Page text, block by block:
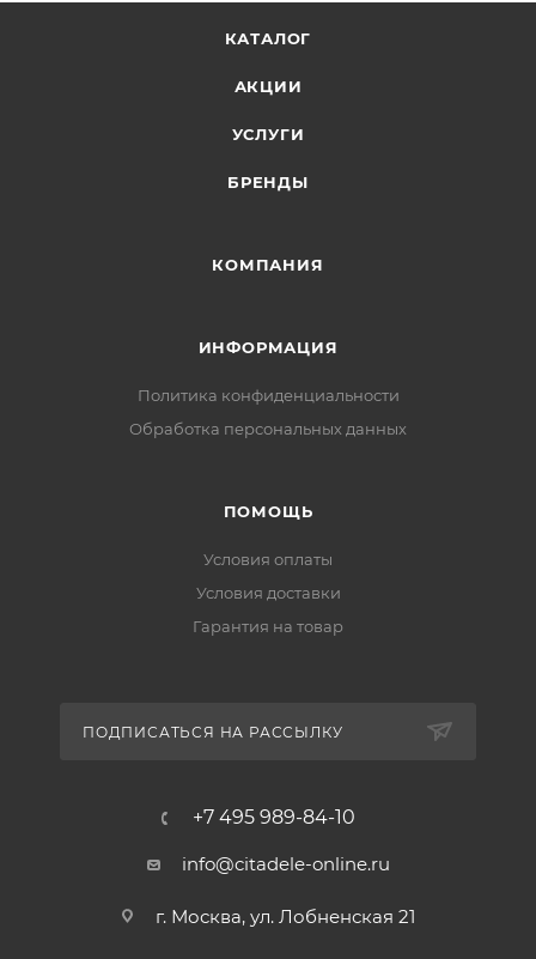
КАТАЛОГ
АКЦИИ
УСЛУГИ
БРЕНДЫ
КОМПАНИЯ
ИНФОРМАЦИЯ
Политика конфиденциальности
Обработка персональных данных
ПОМОЩЬ
Условия оплаты
Условия доставки
Гарантия на товар
ПОДПИСАТЬСЯ НА РАССЫЛКУ
+7 495 989-84-10
info@citadele-online.ru
г. Москва, ул. Лобненская 21